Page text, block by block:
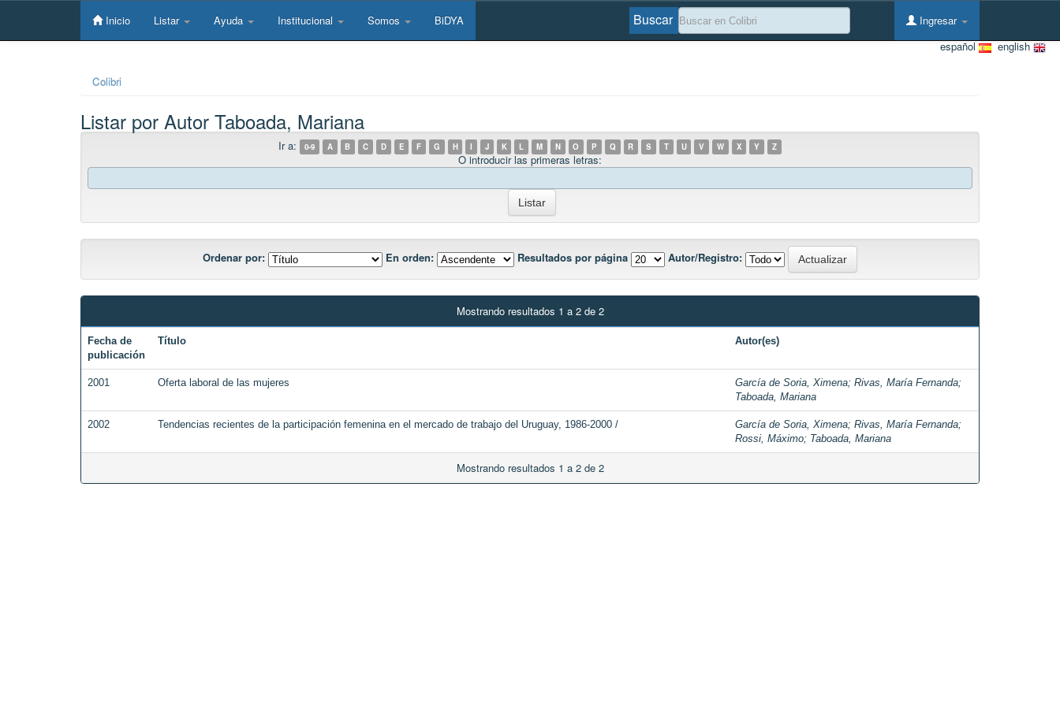
Skip
Inicio Listar Ayuda Institucional Somos BiDYA Ingresar
Buscar
english
español
Colibri
Listar por Autor Taboada, Mariana
Ir a: 0-9 A B C D E F G H I J K L M N O P Q R S T U V W X Y Z
O introducir las primeras letras:
Ordenar por: En orden: Resultados por página Autor/Registro:
Mostrando resultados 1 a 2 de 2
Fecha de
publicación
Título Autor(es)
2001 Oferta laboral de las mujeres García de Soria, Ximena; Rivas, María Fernanda;
Taboada, Mariana
2002 Tendencias recientes de la participación femenina en el mercado de trabajo del Uruguay, 1986-2000 / García de Soria, Ximena; Rivas, María Fernanda;
Rossi, Máximo; Taboada, Mariana
Mostrando resultados 1 a 2 de 2